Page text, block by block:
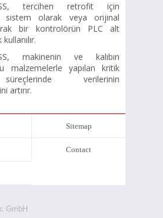
tercihen retrofit için
sistem olarak veya orijinal
bir kontrolörün PLC alt
makinenin ve kalıbın
malzemelerle yapılan kritik
verilerinin
artırır.
Sitemap
Contact
GmbH